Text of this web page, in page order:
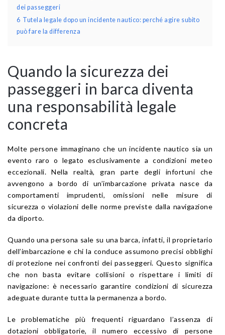
dei passeggeri
6 Tutela legale dopo un incidente nautico: perché agire subito
può fare la differenza
Quando la sicurezza dei
passeggeri in barca diventa
una responsabilità legale
concreta
Molte persone immaginano che un incidente nautico sia un
evento raro o legato esclusivamente a condizioni meteo
eccezionali. Nella realtà, gran parte degli infortuni che
avvengono a bordo di un’imbarcazione privata nasce da
comportamenti imprudenti, omissioni nelle misure di
sicurezza o violazioni delle norme previste dalla navigazione
da diporto.
Quando una persona sale su una barca, infatti, il proprietario
dell’imbarcazione e chi la conduce assumono precisi obblighi
di protezione nei confronti dei passeggeri. Questo significa
che non basta evitare collisioni o rispettare i limiti di
navigazione: è necessario garantire condizioni di sicurezza
adeguate durante tutta la permanenza a bordo.
Le problematiche più frequenti riguardano l’assenza di
dotazioni obbligatorie, il numero eccessivo di persone